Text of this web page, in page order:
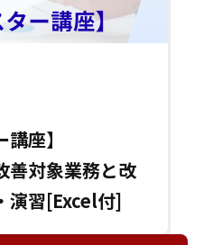
座】
善対象業務と改
演習[Excel付]